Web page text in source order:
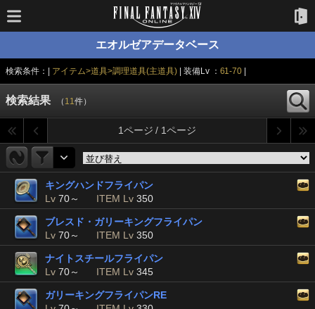
エオルゼアデータベース
検索条件：| アイテム>道具>調理道具(主道具) | 装備Lv ： 61-70
検索結果 （ 11件）
1ページ / 1ページ
キングハンドフライパン
Lv 70～ ITEM Lv 350
ブレスド・ガリーキングフライパン
Lv 70～ ITEM Lv 350
ナイトスチールフライパン
Lv 70～ ITEM Lv 345
ガリーキングフライパンRE